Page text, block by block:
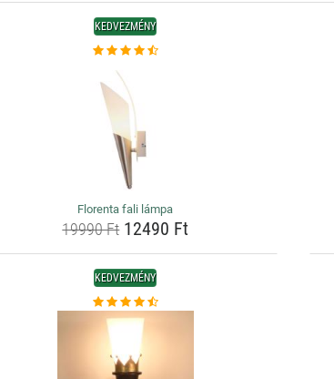
KEDVEZMÉNY
Florenta fali lámpa
19990 Ft12490 Ft
KEDVEZMÉNY